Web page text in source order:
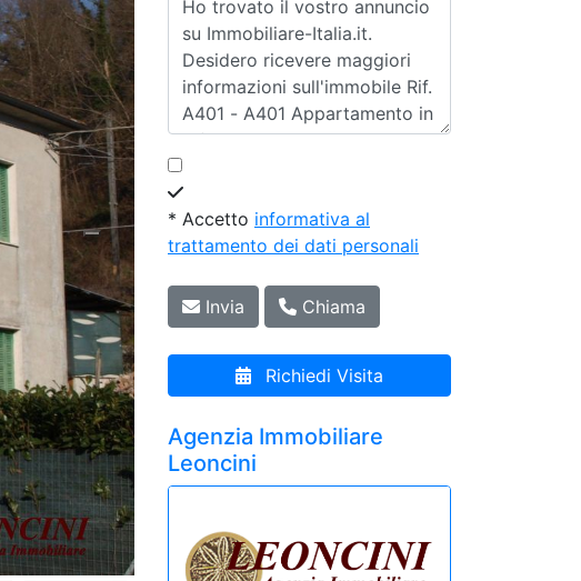
* Accetto informativa al
trattamento dei dati personali
Invia Chiama
Richiedi Visita
Agenzia Immobiliare
Leoncini